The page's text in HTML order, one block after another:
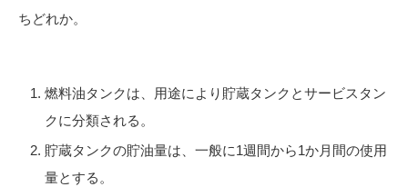
ちどれか。
燃料油タンクは、用途により貯蔵タンクとサービスタン
クに分類される。
貯蔵タンクの貯油量は、一般に1週間から1か月間の使用
量とする。